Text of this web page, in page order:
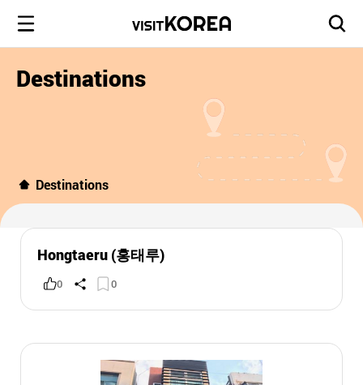
Destinations
Destinations
Hongtaeru (홍태루)
0 0